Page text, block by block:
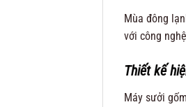
Mùa đông
với công
Thiết kế
Máy sưởi